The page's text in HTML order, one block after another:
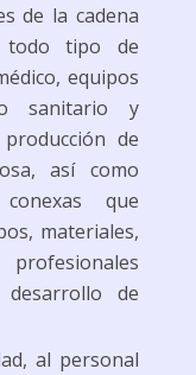
de la cadena
todo tipo de
equipos
sanitario y
de
así como
que
materiales,
de
al personal